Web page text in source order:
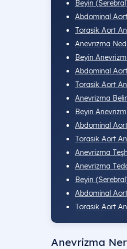
Beyin
Abdominal
Torasik Aort
Anevrizma
Beyin
Abdominal
Torasik Aort
Anevrizma
Beyin
Abdominal
Torasik Aort
Anevrizma
Anevrizma
Beyin
Abdominal
Torasik Aort
Anevrizma